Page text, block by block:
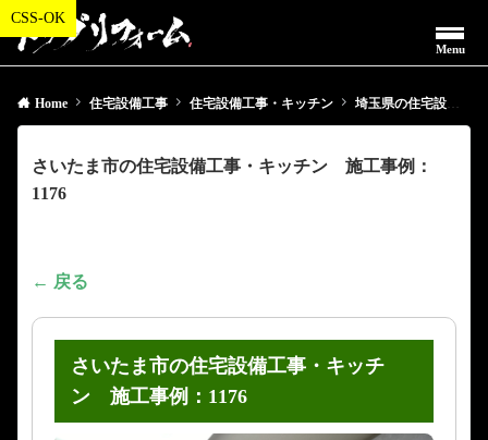
Menu
Home 住宅設備工事 住宅設備工事・キッチン 埼玉県の住宅設備工事・キッチン
さいたま市の住宅設備工事・キッチン 施工事例：
1176
← 戻る
さいたま市の住宅設備工事・キッチ
ン 施工事例：1176